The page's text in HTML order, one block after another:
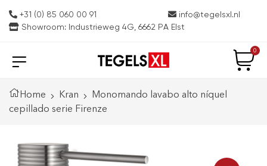
+31 (0) 85 060 00 91
info@tegelsxl.nl
Showroom: Industrieweg 4G, 6662 PA Elst
0
Home Kran
Monomando lavabo alto níquel
cepillado serie Firenze